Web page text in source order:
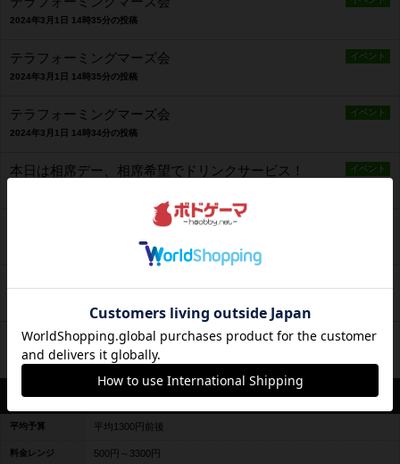
2024年3月1日 14時35分の投稿
イベント
テラフォーミングマーズ会
2024年3月1日 14時35分の投稿
イベント
テラフォーミングマーズ会
2024年3月1日 14時34分の投稿
イベント
本日は相席デー、相席希望でドリンクサービス！
本日は相席デー、相席希望でドリンクサービス！
イベント
本日は相席デー、相席希望でドリンクサービス！
2024年3月1日 14時32分の投稿
営業情報
平均予算 平均1300円前後
料金レンジ 500円～3300円